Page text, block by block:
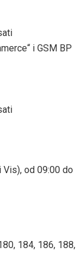
i GSM BP
Vis), od 09:00 do
184, 186, 188,